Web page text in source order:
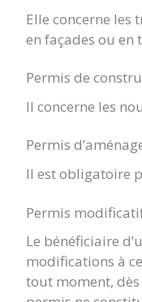
Elle concerne les
en façades ou
Permis de
Il concerne les
Permis
Il est obligatoire
Permis
Le bénéficiaire
modifications à
tout moment, dès